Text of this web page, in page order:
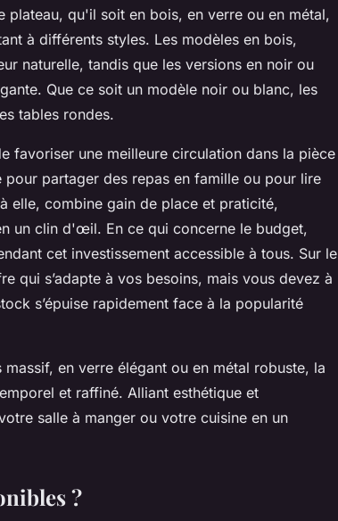
plateau, qu'il soit en bois, en verre ou en métal,
à différents styles. Les modèles en bois,
naturelle, tandis que les versions en noir ou
Que ce soit un modèle noir ou blanc, les
tables rondes.
favoriser une meilleure circulation dans la pièce
partager des repas en famille ou pour lire
elle, combine gain de place et praticité,
un clin d'œil. En ce qui concerne le budget,
cet investissement accessible à tous. Sur le
qui s’adapte à vos besoins, mais vous devez à
s’épuise rapidement face à la popularité
en verre élégant ou en métal robuste, la
et raffiné. Alliant esthétique et
salle à manger ou votre cuisine en un
?